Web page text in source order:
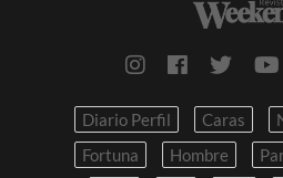
Diario Perfil Caras
Fortuna
Hombre